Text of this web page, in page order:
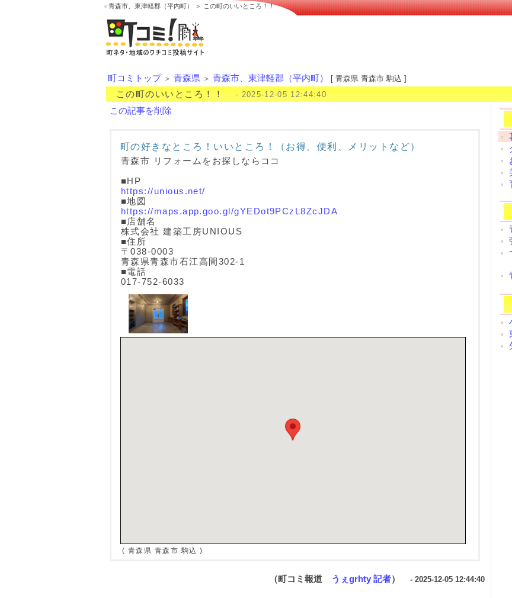
青森市、東津軽郡（平内町） ＞ この町のいいところ！！
町コミトップ ＞ 青森県 ＞ 青森市、東津軽郡（平内町） [ 青森県 青森市 駒込 ]
この町のいいところ！！ - 2025-12-05 12:44:40
この記事を削除
町の好きなところ！いいところ！（お得、便利、メリットなど）
青森市 リフォームをお探しならココ
■HP
https://unious.net/
■地図
https://maps.app.goo.gl/gYEDot9PCzL8ZcJDA
■店舗名
株式会社 建築工房UNIOUS
■住所
〒038-0003
青森県青森市石江高間302‐1
■電話
017-752-6033
( 青森県 青森市 駒込 )
（町コミ報道 うぇgrhty 記者） - 2025-12-05 12:44:40